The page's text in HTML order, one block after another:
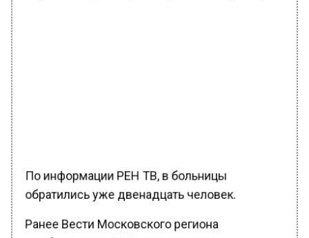
По информации РЕН ТВ, в больницы
обратились уже двенадцать человек.
Ранее Вести Московского региона